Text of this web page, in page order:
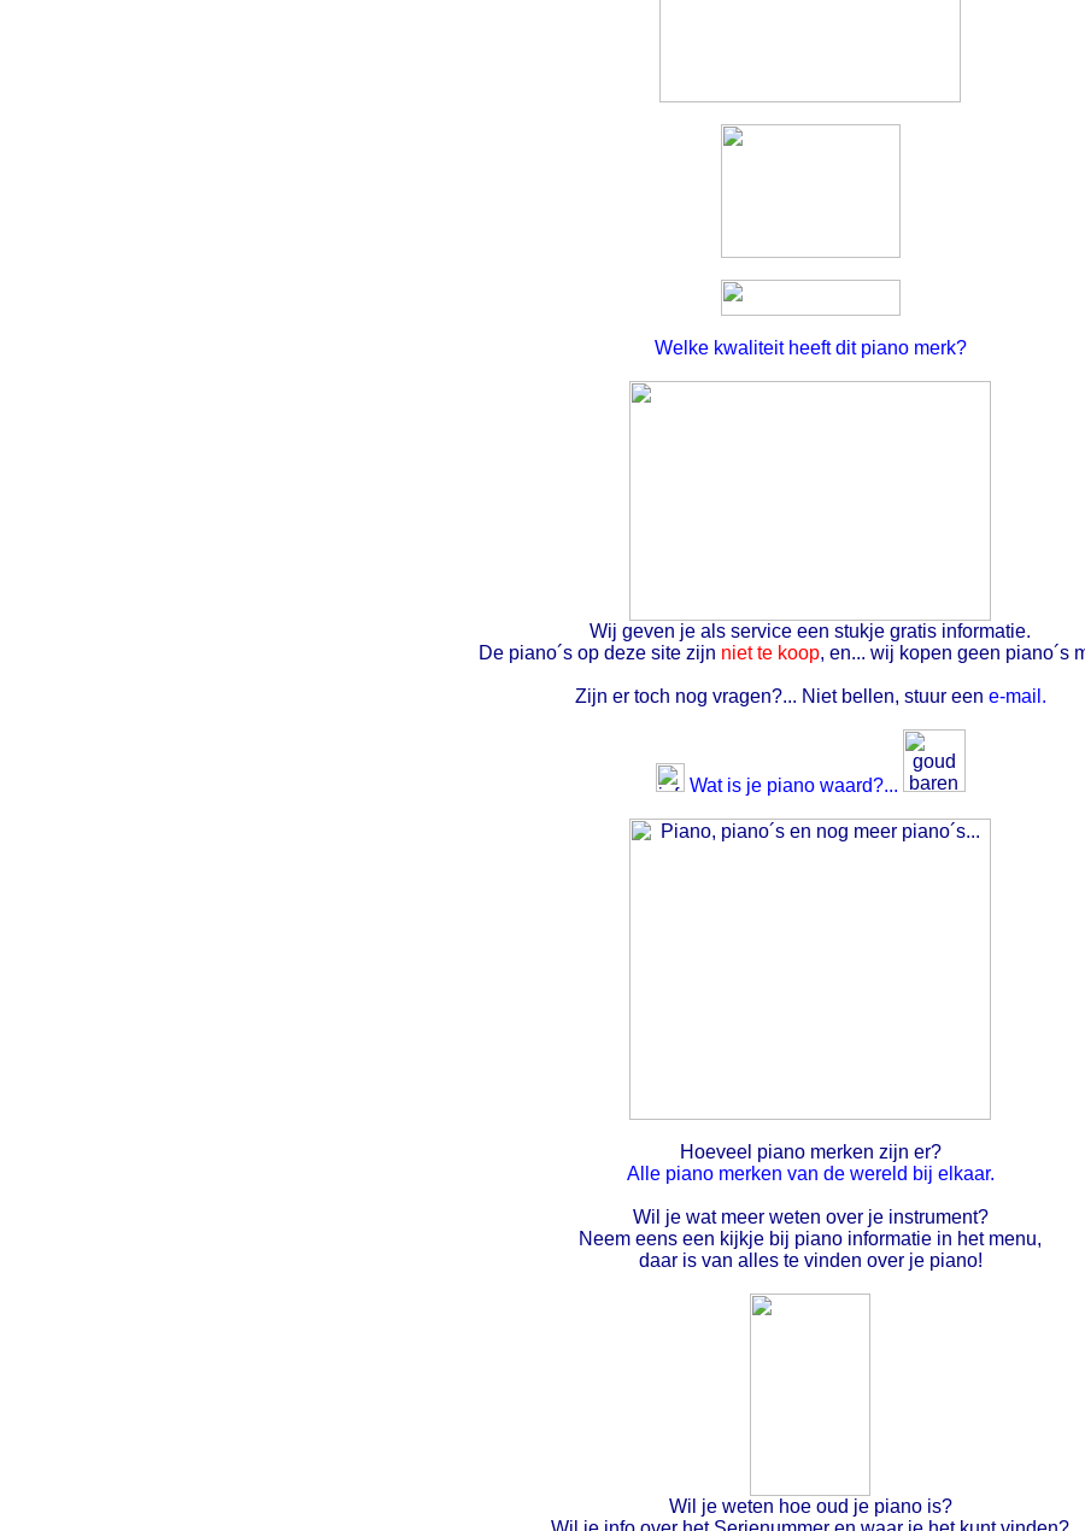
Welke kwaliteit heeft dit piano merk?
Wij geven je als service een stukje gratis informatie.
De piano´s op deze site zijn niet te koop, en... wij kopen geen piano´s
Zijn er toch nog vragen?... Niet bellen, stuur een e-mail.
Wat is je piano waard?...
Hoeveel piano merken zijn er?
Alle piano merken van de wereld bij elkaar.
Wil je wat meer weten over je instrument?
Neem eens een kijkje bij piano informatie in het menu,
daar is van alles te vinden over je piano!
Wil je weten hoe oud je piano is?